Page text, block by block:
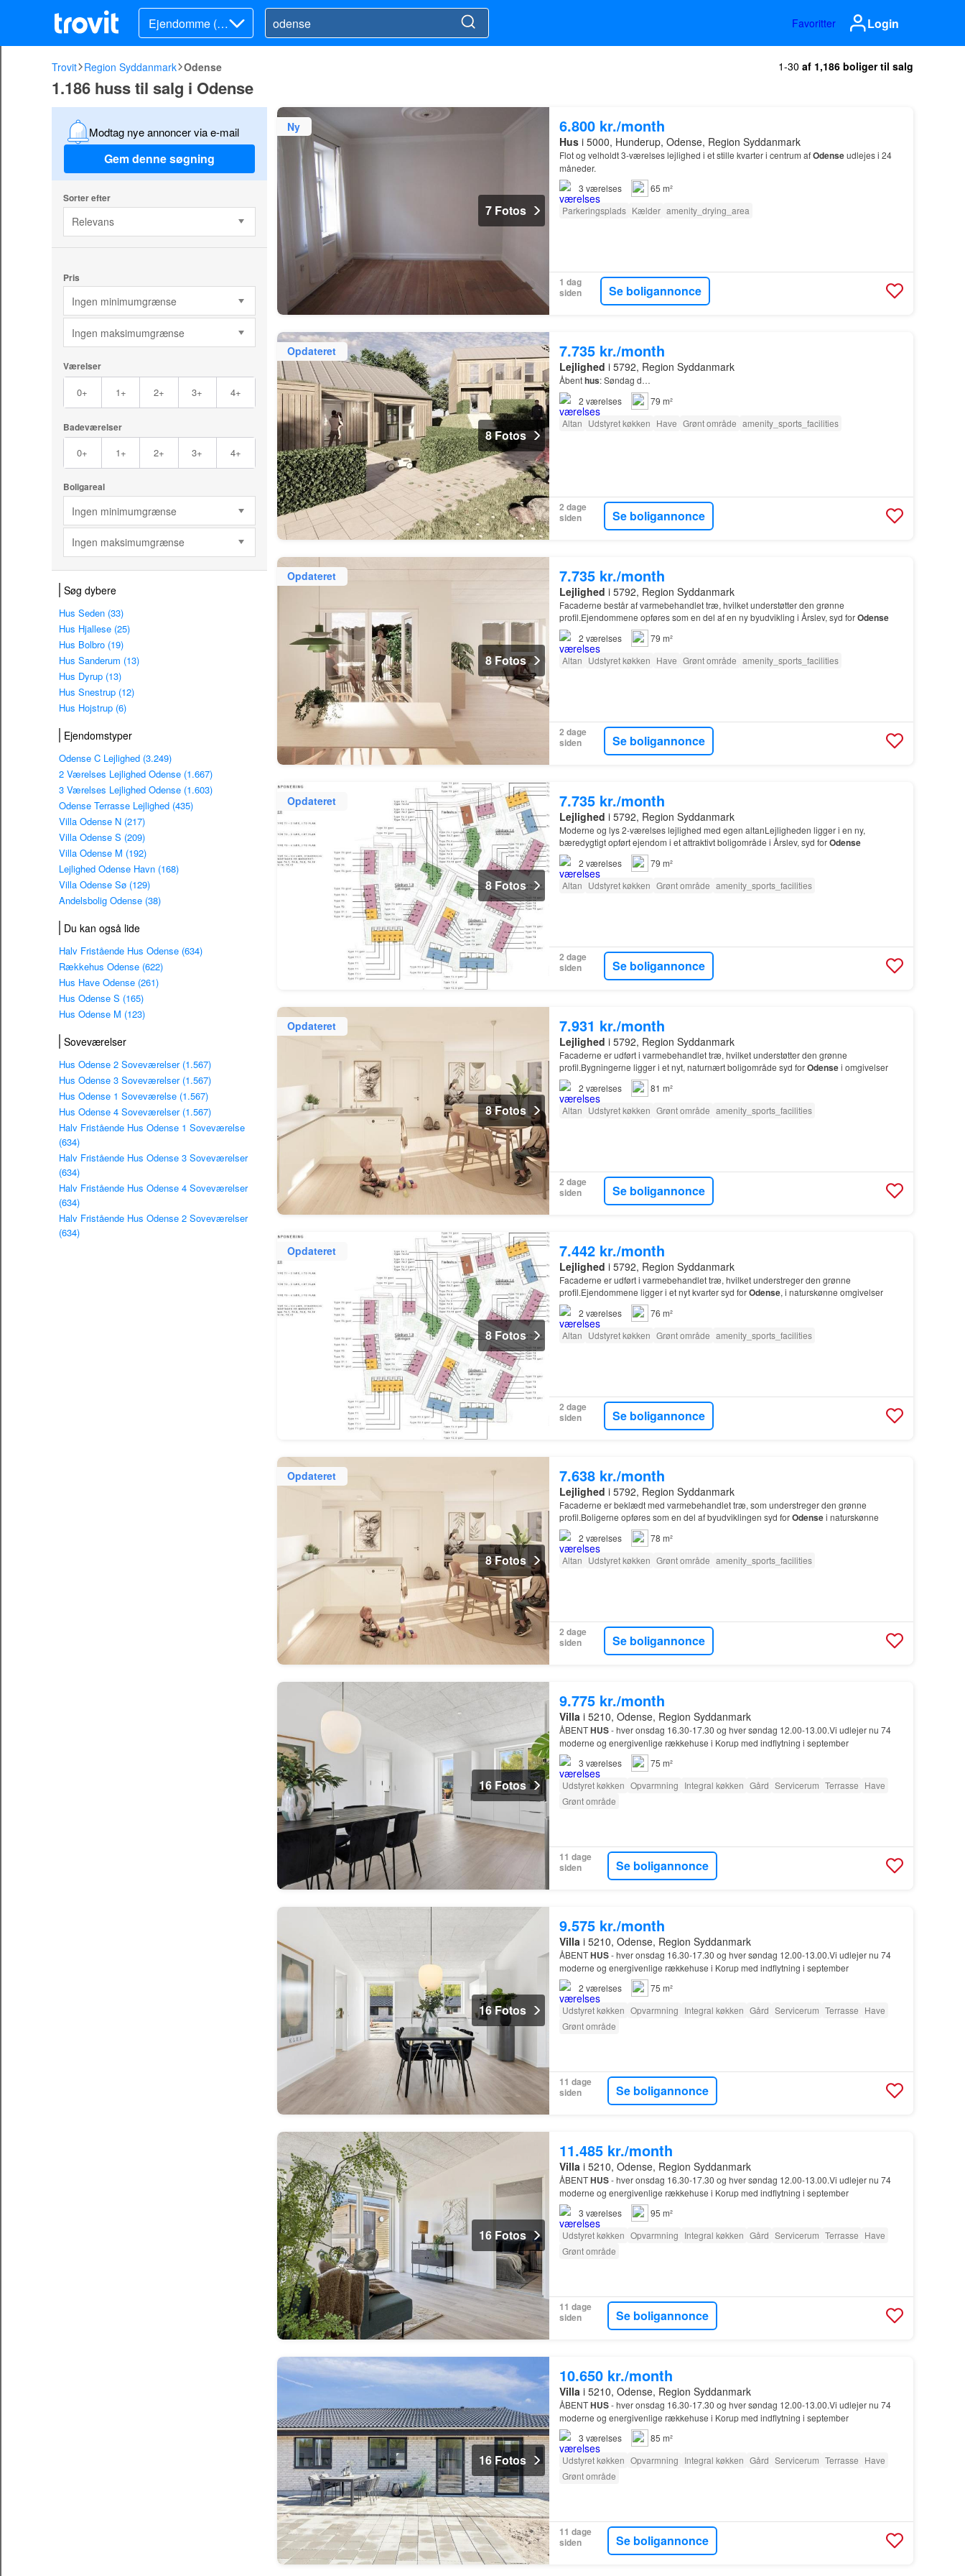
Ejendomme (sa
lg)
Favoritter Login
Trovit Region Syddanmark Odense 1-30 af 1,186 boliger til salg
1.186 huss til salg i Odense
Modtag nye annoncer via e-mail
Gem denne søgning
Sorter efter
Relevans
Pris
Ingen minimumgrænse
Ingen maksimumgrænse
Værelser
0+ 1+ 2+ 3+ 4+
Badeværelser
0+ 1+ 2+ 3+ 4+
Boligareal
Ingen minimumgrænse
Ingen maksimumgrænse
Søg dybere
Hus Seden (33)
Hus Hjallese (25)
Hus Bolbro (19)
Hus Sanderum (13)
Hus Dyrup (13)
Hus Snestrup (12)
Hus Hojstrup (6)
Ejendomstyper
Odense C Lejlighed (3.249)
2 Værelses Lejlighed Odense (1.667)
3 Værelses Lejlighed Odense (1.603)
Odense Terrasse Lejlighed (435)
Villa Odense N (217)
Villa Odense S (209)
Villa Odense M (192)
Lejlighed Odense Havn (168)
Villa Odense Sø (129)
Andelsbolig Odense (38)
Du kan også lide
Halv Fristående Hus Odense (634)
Rækkehus Odense (622)
Hus Have Odense (261)
Hus Odense S (165)
Hus Odense M (123)
Soveværelser
Hus Odense 2 Soveværelser (1.567)
Hus Odense 3 Soveværelser (1.567)
Hus Odense 1 Soveværelse (1.567)
Hus Odense 4 Soveværelser (1.567)
Halv Fristående Hus Odense 1 Soveværelse
(634)
Halv Fristående Hus Odense 3 Soveværelser
(634)
Halv Fristående Hus Odense 4 Soveværelser
(634)
Halv Fristående Hus Odense 2 Soveværelser
(634)
Ny
7 Fotos
6.800 kr./month
Husi 5000, Hunderup, Odense, Region Syddanmark
Flot og velholdt 3-værelses lejlighed i et stille kvarter i centrum afOdenseudlejes i 24
måneder.
3 værelses
65 m²
Parkeringsplads Kælder amenity_drying_area
1 dag
siden
Se boligannonce
Opdateret
8 Fotos
7.735 kr./month
Lejlighed i 5792, Region Syddanmark
Åbenthus: Søndag d…
2 værelses
79 m²
Altan Udstyret køkken Have Grønt område amenity_sports_facilities
2 dage
siden
Se boligannonce
Opdateret
8 Fotos
7.735 kr./month
Lejlighed i 5792, Region Syddanmark
Facaderne består af varmebehandlet træ, hvilket understøtter den grønne
profil.Ejendommene opføres som en del af en ny byudvikling i Årslev, syd forOdense
2 værelses
79 m²
Altan Udstyret køkken Have Grønt område amenity_sports_facilities
2 dage
siden
Se boligannonce
Opdateret
8 Fotos
7.735 kr./month
Lejlighed i 5792, Region Syddanmark
Moderne og lys 2-værelses lejlighed med egen altanLejligheden ligger i en ny,
bæredygtigt opført ejendom i et attraktivt boligområde i Årslev, syd forOdense
2 værelses
79 m²
Altan Udstyret køkken Grønt område amenity_sports_facilities
2 dage
siden
Se boligannonce
Opdateret
8 Fotos
7.931 kr./month
Lejlighed i 5792, Region Syddanmark
Facaderne er udført i varmebehandlet træ, hvilket understøtter den grønne
profil.Bygningerne ligger i et nyt, naturnært boligområde syd forOdensei omgivelser
2 værelses
81 m²
Altan Udstyret køkken Grønt område amenity_sports_facilities
2 dage
siden
Se boligannonce
Opdateret
8 Fotos
7.442 kr./month
Lejlighed i 5792, Region Syddanmark
Facaderne er udført i varmebehandlet træ, hvilket understreger den grønne
profil.Ejendommene ligger i et nyt kvarter syd forOdense, i naturskønne omgivelser
2 værelses
76 m²
Altan Udstyret køkken Grønt område amenity_sports_facilities
2 dage
siden
Se boligannonce
Opdateret
8 Fotos
7.638 kr./month
Lejlighed i 5792, Region Syddanmark
Facaderne er beklædt med varmebehandlet træ, som understreger den grønne
profil.Boligerne opføres som en del af byudviklingen syd forOdensei naturskønne
2 værelses
78 m²
Altan Udstyret køkken Grønt område amenity_sports_facilities
2 dage
siden
Se boligannonce
16 Fotos
9.775 kr./month
Villa i 5210, Odense, Region Syddanmark
ÅBENTHUS- hver onsdag 16.30-17.30 og hver søndag 12.00-13.00.Vi udlejer nu 74
moderne og energivenlige rækkehuse i Korup med indflytning i september
3 værelses
75 m²
Udstyret køkken Opvarmning Integral køkken Gård Servicerum Terrasse Have
Grønt område
11 dage
siden
Se boligannonce
16 Fotos
9.575 kr./month
Villa i 5210, Odense, Region Syddanmark
ÅBENTHUS- hver onsdag 16.30-17.30 og hver søndag 12.00-13.00.Vi udlejer nu 74
moderne og energivenlige rækkehuse i Korup med indflytning i september
2 værelses
75 m²
Udstyret køkken Opvarmning Integral køkken Gård Servicerum Terrasse Have
Grønt område
11 dage
siden
Se boligannonce
16 Fotos
11.485 kr./month
Villa i 5210, Odense, Region Syddanmark
ÅBENTHUS- hver onsdag 16.30-17.30 og hver søndag 12.00-13.00.Vi udlejer nu 74
moderne og energivenlige rækkehuse i Korup med indflytning i september
3 værelses
95 m²
Udstyret køkken Opvarmning Integral køkken Gård Servicerum Terrasse Have
Grønt område
11 dage
siden
Se boligannonce
16 Fotos
10.650 kr./month
Villa i 5210, Odense, Region Syddanmark
ÅBENTHUS- hver onsdag 16.30-17.30 og hver søndag 12.00-13.00.Vi udlejer nu 74
moderne og energivenlige rækkehuse i Korup med indflytning i september
3 værelses
85 m²
Udstyret køkken Opvarmning Integral køkken Gård Servicerum Terrasse Have
Grønt område
11 dage
siden
Se boligannonce